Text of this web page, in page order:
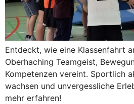
Entdeckt, wie eine Klassenfahrt
Oberhaching Teamgeist,
Kompetenzen vereint. Sportlich
wachsen und unvergessliche
mehr erfahren!